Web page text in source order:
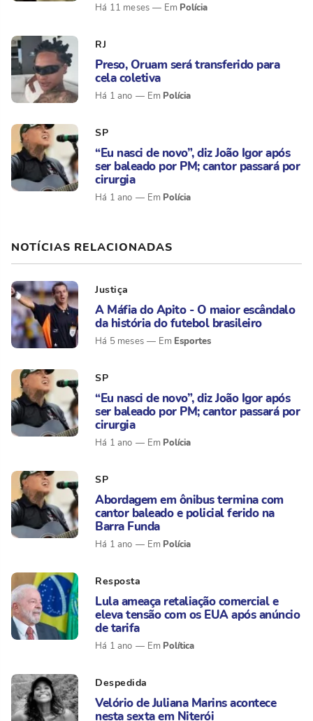
Há 11 meses Polícia
RJ
Preso, Oruam será transferido para
cela coletiva
Há 1 ano Polícia
SP
“Eu nasci de novo”, diz João Igor após
ser baleado por PM; cantor passará por
cirurgia
Há 1 ano Polícia
NOTÍCIAS RELACIONADAS
Justiça
A Máfia do Apito - O maior escândalo
da história do futebol brasileiro
Há 5 meses Esportes
SP
“Eu nasci de novo”, diz João Igor após
ser baleado por PM; cantor passará por
cirurgia
Há 1 ano Polícia
SP
Abordagem em ônibus termina com
cantor baleado e policial ferido na
Barra Funda
Há 1 ano Polícia
Resposta
Lula ameaça retaliação comercial e
eleva tensão com os EUA após anúncio
de tarifa
Há 1 ano Política
Despedida
Velório de Juliana Marins acontece
nesta sexta em Niterói